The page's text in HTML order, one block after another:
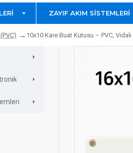
ZAYIF AKIM SISTEMLERI
10x10 Kare Buat Kutusu – PVC,